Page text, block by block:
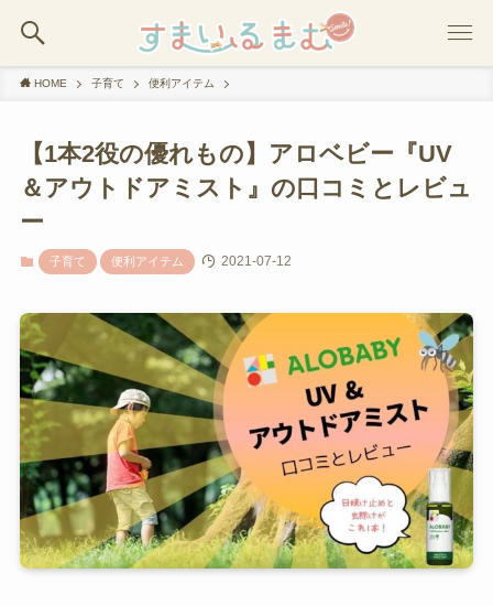
HOME 子育て 便利アイテム
【1本2役の優れもの】アロベビー『UV
＆アウトドアミスト』の口コミとレビュ
ー
子育て 便利アイテム 2021-07-12